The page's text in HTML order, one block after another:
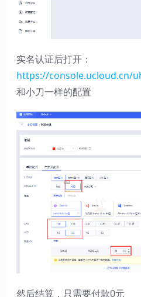
实名认证后打开：
https://console.ucloud.cn/
和小刀一样的配置
然后结算，只需要付款0元